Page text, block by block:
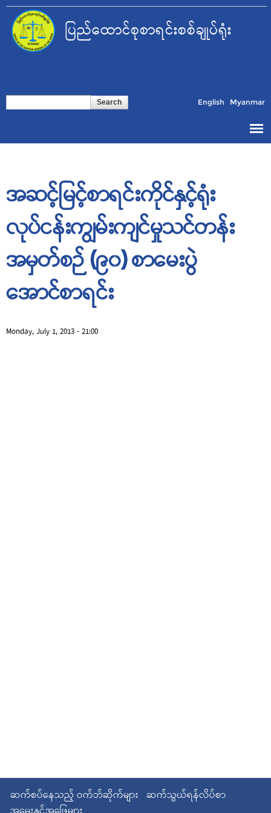
Skip to
content
ပြည်ထောင်စုစာရင်းစစ်ချုပ်ရုံး
Search form English Myanmar
အဆင့်မြင့်စာရင်းကိုင်နှင့်ရုံး
လုပ်ငန်းကျွမ်းကျင်မှုသင်တန်း
အမှတ်စဉ် (၉၀) စာမေးပွဲ
အောင်စာရင်း
Monday, July 1, 2013 - 21:00
ဆက်စပ်နေသည့် ဝက်ဘ်ဆိုက်များ ဆက်သွယ်ရန်လိပ်စာ